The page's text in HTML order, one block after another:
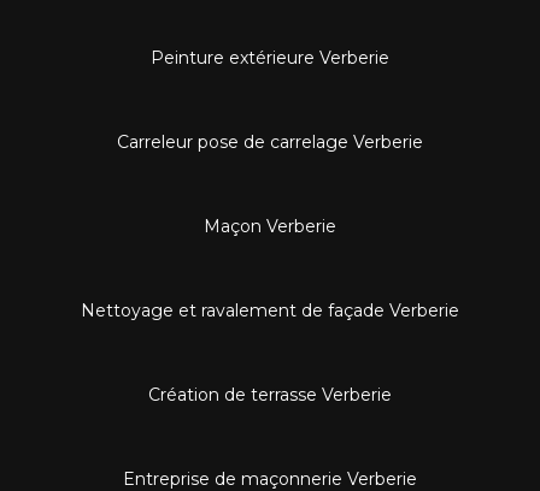
Peinture extérieure Verberie
Carreleur pose de carrelage Verberie
Maçon Verberie
Nettoyage et ravalement de façade Verberie
Création de terrasse Verberie
Entreprise de maçonnerie Verberie